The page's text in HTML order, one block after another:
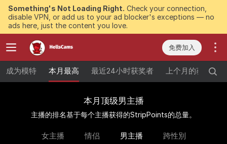
Something's Not Loading Right. Check your connection,
disable VPN, or add us to your ad blocker's exceptions — no
ads here, just the content you love.
免费加入
成为模特 本月最高 最近24小时获奖者 上个月的获奖者
本月顶级男主播
主播的排名基于每个主播获得的StripPoints的总量。
女主播 情侣 男主播 跨性別